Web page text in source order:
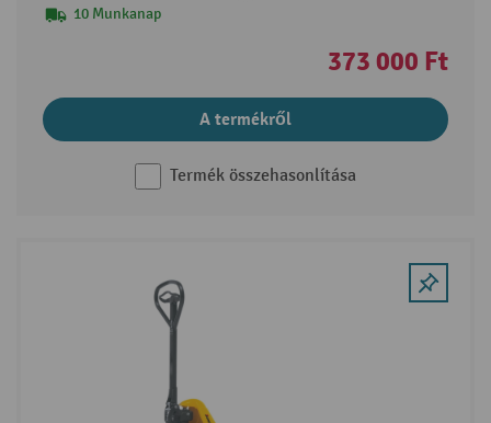
10 Munkanap
373 000 Ft
A termékről
Termék összehasonlítása